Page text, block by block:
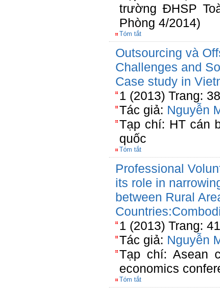
trường ĐHSP
Phòng 4/2014)
Tóm tắt
Outsourcing và
Challenges and
Case study in
1 (2013) Trang:
Tác giả: Nguyễn
Tạp chí: HT cán
quốc
Tóm tắt
Professional
its role in
between Rural
1 (2013) Trang: 41
Tác giả: Nguyễn
Tạp chí: Asean
economics
Tóm tắt